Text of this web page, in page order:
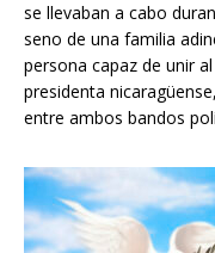
se llevaban a cabo
seno de una familia
persona capaz de unir
presidenta
entre ambos bandos